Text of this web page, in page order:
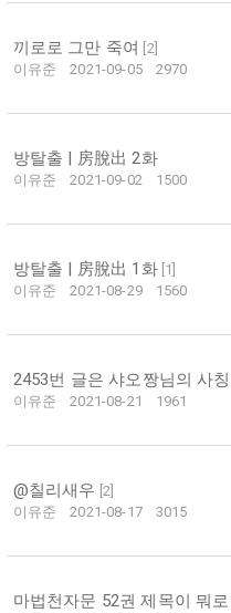
끼로로 그만 죽여 2]
이유준
2021-09-05 2970
방탈출 | 房脫出 2화
이유준 2021-09-02 1500
방탈출 | 房脫出 1화[ 1
이유준
2021-08-29 1560
2453번 글은 샤오짱님의 사
이유준
2021-08-21 1961
@칠리새우 2
이유준
2021-08-17 3015
마법천자문 52권 제목이 뭐